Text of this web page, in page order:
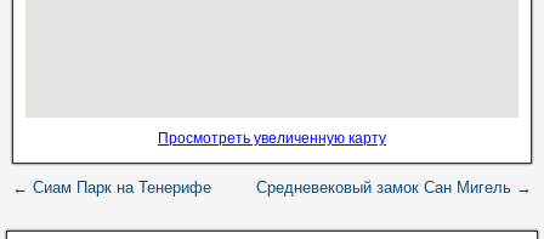
Просмотреть увеличенную карту
← Сиам Парк на Тенерифе Средневековый замок Сан Мигель →